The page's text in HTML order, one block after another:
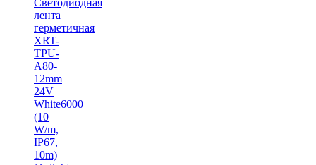
лента
герметичная
XRT-
TPU-
A80-
12mm
24V
White6000
(10
W/m,
IP67,
10m)